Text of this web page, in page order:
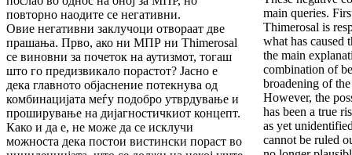
повторно наодите се негативни.
Овие негативни заклучоци отвораат две
прашања. Прво, ако ни МПР ни Thimerosal
се виновни за почеток на аутизмот, тогаш
што го предизвикало порастот? Јасно е
дека главното објаснение потекнува од
комбинацијата меѓу подобро утврдување и
проширување на дијагностичкиот концепт.
Како и да е, не може да се исклучи
можноста дека постои вистински пораст во
main queries.
Thimerosal is
what has caused
the main
combination of
broadening of
However, the
has been a true
as yet
cannot be ruled